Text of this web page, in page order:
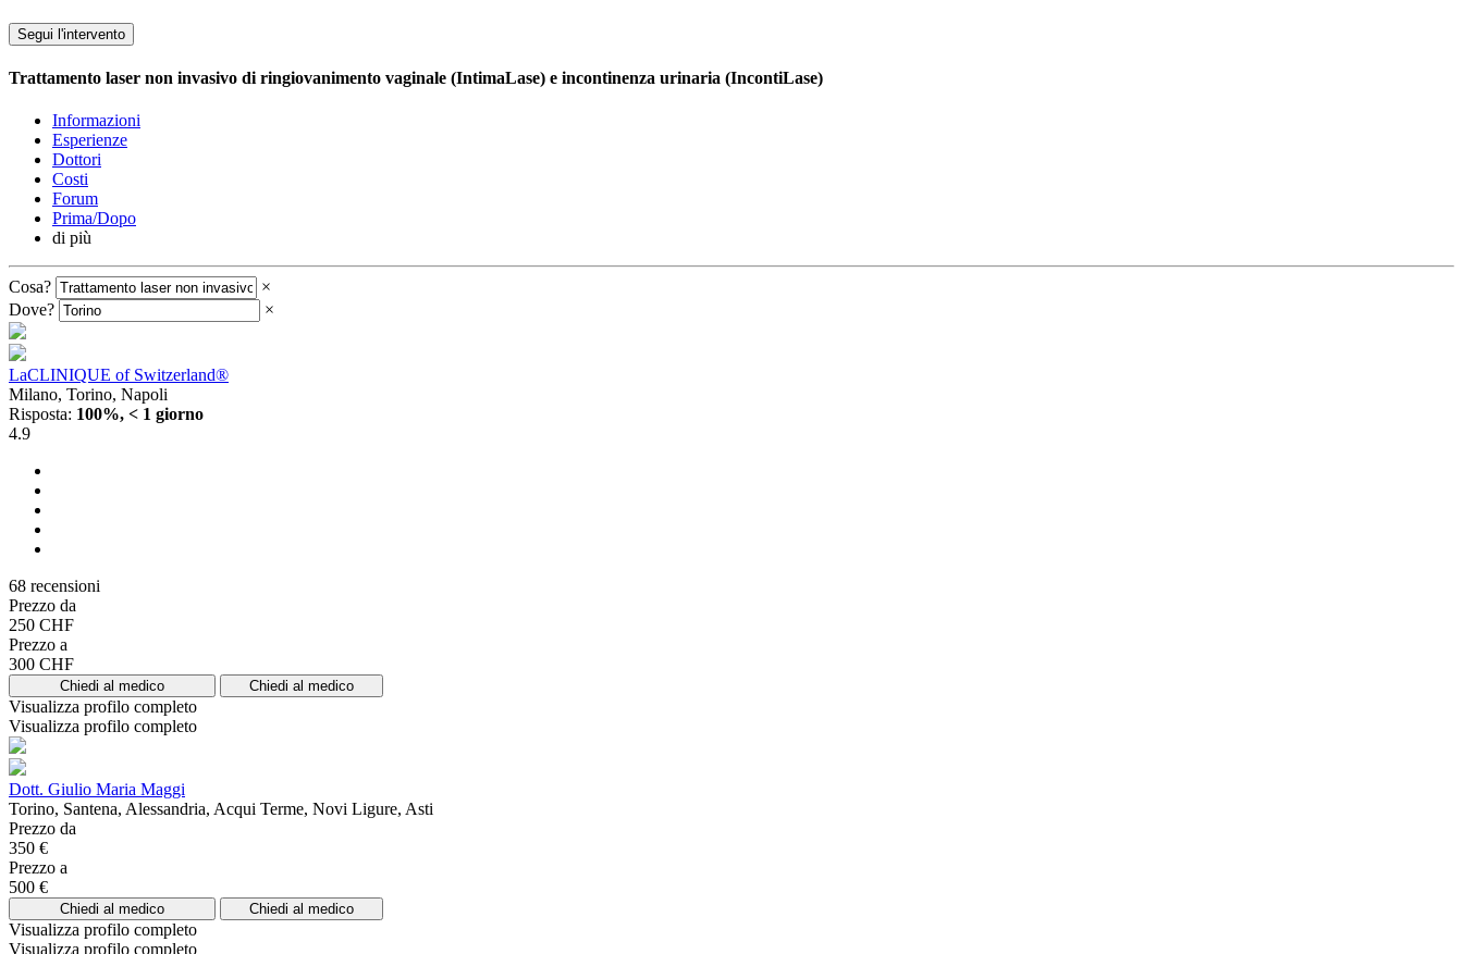
Segui l'intervento
Trattamento laser non invasivo di ringiovanimento vaginale (IntimaLase) e incontinenza urinaria (IncontiLase)
Informazioni
Esperienze
Dottori
Costi
Forum
Prima/Dopo
di più
Cosa?
×
Dove?
×
LaCLINIQUE of Switzerland®
Milano, Torino, Napoli
Risposta: 100%, < 1 giorno
4.9
68 recensioni
Prezzo da
250 CHF
Prezzo a
300 CHF
Chiedi al medico Chiedi al medico
Visualizza profilo completo
Visualizza profilo completo
Dott. Giulio Maria Maggi
Torino, Santena, Alessandria, Acqui Terme, Novi Ligure, Asti
Prezzo da
350 €
Prezzo a
500 €
Chiedi al medico Chiedi al medico
Visualizza profilo completo
Visualizza profilo completo